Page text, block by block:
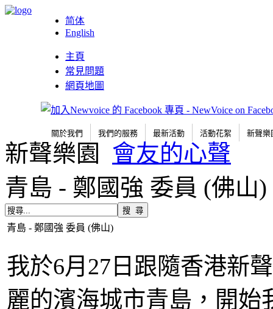
简体
English
主頁
常見問題
網頁地圖
關於我們 我們的服務 最新活動 活動花絮 新聲樂
新聲樂園
會友的心聲
青島 - 鄭國強 委員 (佛山)
青島 - 鄭國強 委員 (佛山)
我於6月27日跟隨香港新
麗的濱海城市青島，開